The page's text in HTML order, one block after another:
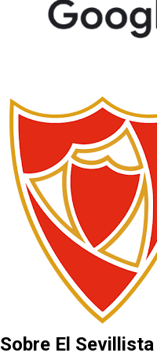
Sobre El Sevillista